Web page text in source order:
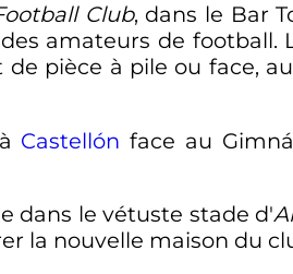
Club, dans le Bar
amateurs de football.
pièce à pile ou face,
Castellón face au
dans le vétuste stade d'
la nouvelle maison du